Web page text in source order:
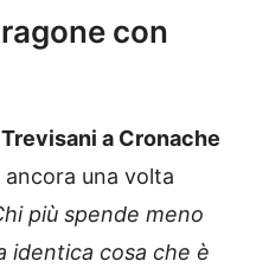
con
a Cronache
ancora una volta
più spende meno
identica cosa che è